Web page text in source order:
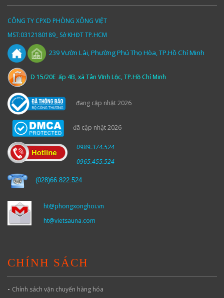
CÔNG TY CPXD PHÒNG XÔNG VIỆT
MST:0312180189_ Sở KHĐT TP.HCM
239Vườn Lài,Phường Phú Thọ Hòa, TP.Hồ Chí Minh
D 15/20E ấp 4B, xã Tân Vĩnh Lộc, TP.Hồ Chí Minh
đang cập nhật 2026
đã cập nhật 2026
0989.374.524
0965.455.524
(028)66.822.524
ht@phongxonghoi.vn
ht@vietsauna.com
CHÍNH SÁCH
- Chính sách vận chuyển hàng hóa